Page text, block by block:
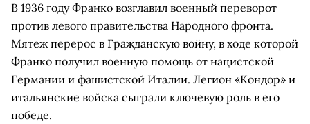
В 1936 году Франко возглавил военный переворот
против левого правительства Народного фронта.
Мятеж перерос в Гражданскую войну, в ходе которой
Франко получил военную помощь от нацистской
Германии и фашистской Италии. Легион «Кондор» и
итальянские войска сыграли ключевую роль в его
победе.